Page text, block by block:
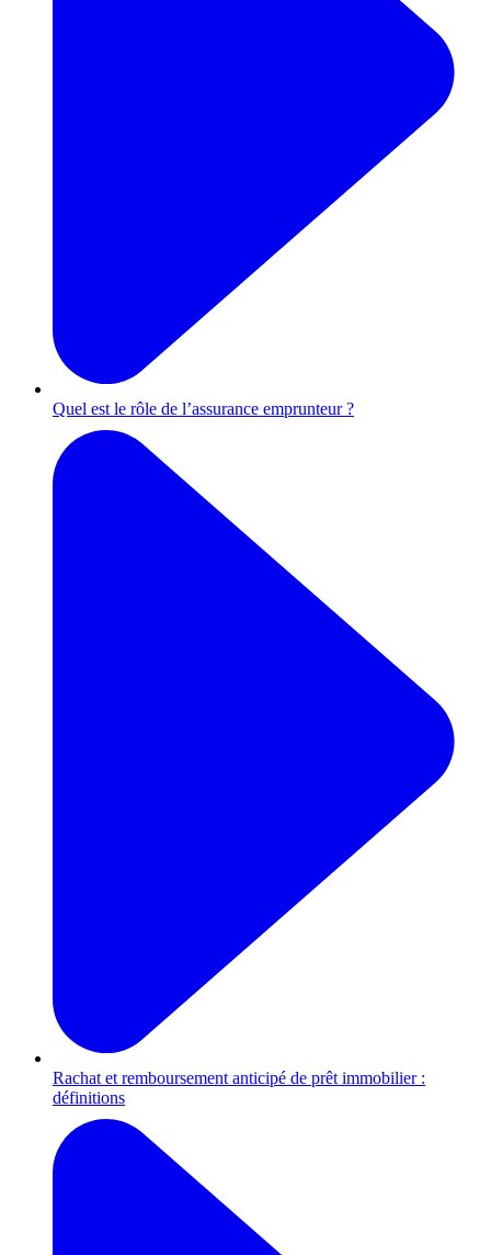
Quel est le rôle de l’assurance emprunteur ?
Rachat et remboursement anticipé de prêt immobilier :
définitions